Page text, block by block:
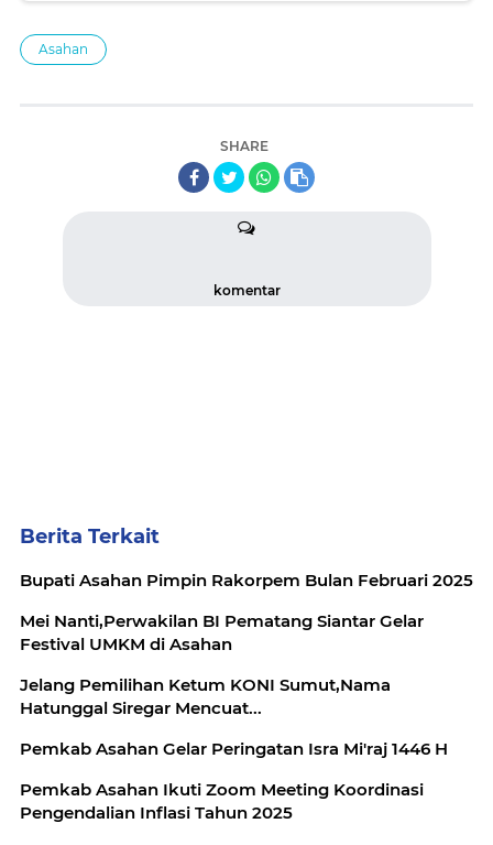
Asahan
SHARE
komentar
Berita Terkait
Bupati Asahan Pimpin Rakorpem Bulan Februari 2025
Mei Nanti,Perwakilan BI Pematang Siantar Gelar
Festival UMKM di Asahan
Jelang Pemilihan Ketum KONI Sumut,Nama
Hatunggal Siregar Mencuat...
Pemkab Asahan Gelar Peringatan Isra Mi'raj 1446 H
Pemkab Asahan Ikuti Zoom Meeting Koordinasi
Pengendalian Inflasi Tahun 2025